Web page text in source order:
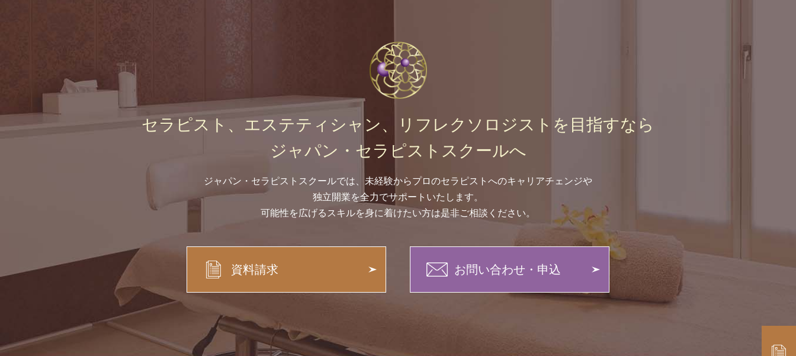
セラピスト、エステティシャン、リフレクソロジストを 目指すなら
ジャパン・セラピストスクールへ
ジャパン・セラピストスクールでは、未経験からプロのセラピストへのキャリアチェンジや
独立開業を全力でサポートいたします。
可能性を広げるスキルを身に着けたい方は是非ご相談ください。
資料請求 お問い合わせ・申込